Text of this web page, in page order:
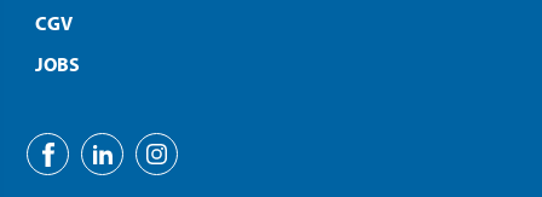
CGV
JOBS